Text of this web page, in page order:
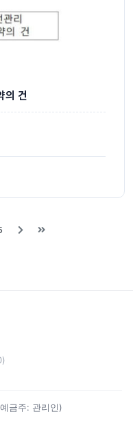
의 건
금주: 관리인)